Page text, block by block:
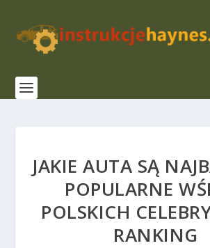
JAKIE AUTA SĄ
POPULARNE
POLSKICH
RANKING